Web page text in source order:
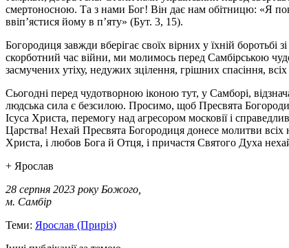
смертоносною. Та з нами Бог! Він дає нам обітницю: «Я
ввіп’ястися йому в п’яту» (Бут. 3, 15).
Богородиця завжди вберігає своїх вірних у їхній
скорботний час війни, ми молимось перед Самбірською
засмучених утіху, недужих зцілення, грішних спасіння,
Сьогодні перед чудотворною іконою тут, у Самборі,
людська сила є безсилою. Просимо, щоб Пресвята
Ісуса Христа, перемогу над агресором московії і
Царства! Нехай Пресвята Богородиця донесе молитви
Христа, і любов Бога й Отця, і причастя Святого Духа
+ Ярослав
28 серпня 2023 року Божого,
м. Самбір
Теми: Ярослав (Приріз)